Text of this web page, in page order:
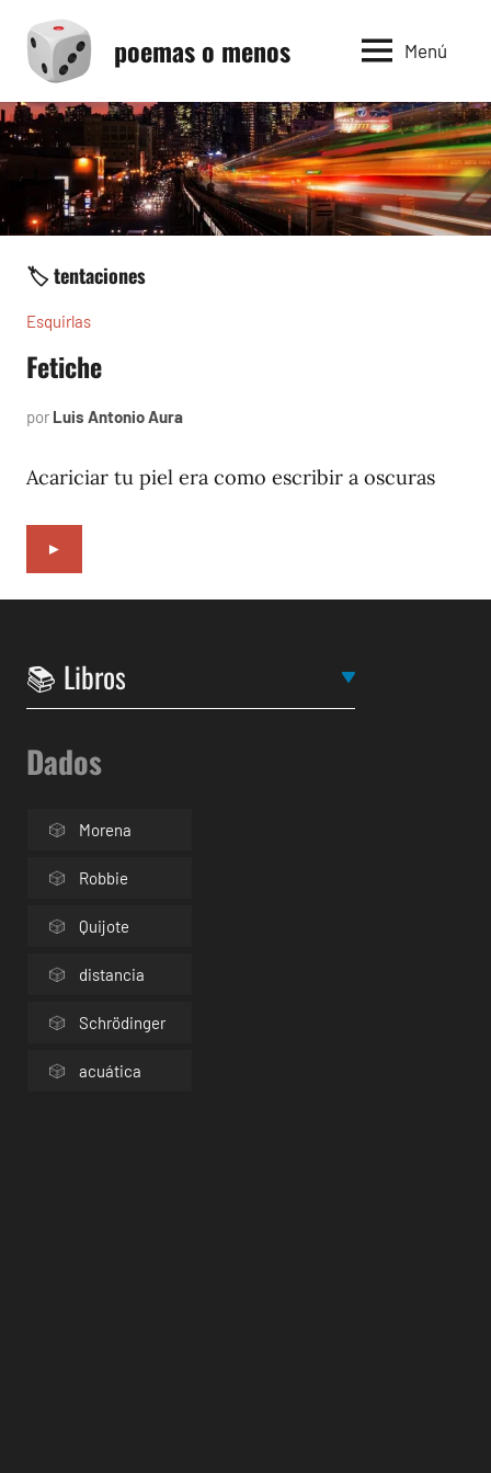
contenido
poemas o menos Menú
🏷️ tentaciones
Esquirlas
Fetiche
por Luis Antonio Aura
2024
Acariciar tu piel era como escribir a oscuras
►
Dados
Morena
Robbie
Quijote
distancia
Schrödinger
acuática